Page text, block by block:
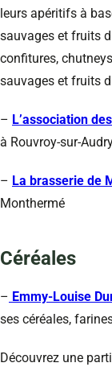
leurs apéritifs à
sauvages et fruits
confitures,
sauvages et fruits
– L’association
à Rouvroy-sur-
– La brasserie de
Monthermé
Céréales
– Emmy-Louise
ses céréales,
Découvrez une